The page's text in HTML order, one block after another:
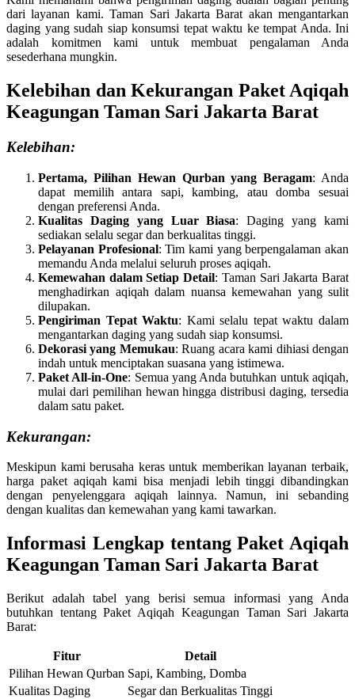
dari layanan kami. Taman Sari Jakarta Barat akan mengantarkan
daging yang sudah siap konsumsi tepat waktu ke tempat Anda. Ini
adalah komitmen kami untuk membuat pengalaman Anda
sesederhana mungkin.
Kelebihan dan Kekurangan Paket Aqiqah
Keagungan Taman Sari Jakarta Barat
Kelebihan:
Pertama, Pilihan Hewan Qurban yang Beragam: Anda
dapat memilih antara sapi, kambing, atau domba sesuai
dengan preferensi Anda.
Kualitas Daging yang Luar Biasa: Daging yang kami
sediakan selalu segar dan berkualitas tinggi.
Pelayanan Profesional: Tim kami yang berpengalaman akan
memandu Anda melalui seluruh proses aqiqah.
Kemewahan dalam Setiap Detail: Taman Sari Jakarta Barat
menghadirkan aqiqah dalam nuansa kemewahan yang sulit
dilupakan.
Pengiriman Tepat Waktu: Kami selalu tepat waktu dalam
mengantarkan daging yang sudah siap konsumsi.
Dekorasi yang Memukau: Ruang acara kami dihiasi dengan
indah untuk menciptakan suasana yang istimewa.
Paket All-in-One: Semua yang Anda butuhkan untuk aqiqah,
mulai dari pemilihan hewan hingga distribusi daging, tersedia
dalam satu paket.
Kekurangan:
Meskipun kami berusaha keras untuk memberikan layanan terbaik,
harga paket aqiqah kami bisa menjadi lebih tinggi dibandingkan
dengan penyelenggara aqiqah lainnya. Namun, ini sebanding
dengan kualitas dan kemewahan yang kami tawarkan.
Informasi Lengkap tentang Paket Aqiqah
Keagungan Taman Sari Jakarta Barat
Berikut adalah tabel yang berisi semua informasi yang Anda
butuhkan tentang Paket Aqiqah Keagungan Taman Sari Jakarta
Barat:
Fitur
Detail
Pilihan Hewan Qurban Sapi, Kambing, Domba
Kualitas Daging
Segar dan Berkualitas Tinggi